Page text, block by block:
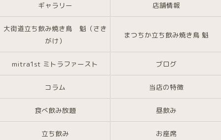
ギャラリー 店舗情報
大街道立ち飲み焼き鳥 魁（さき
がけ）
まつちか立ち飲み焼き鳥 魁
mitra1st ミトラファースト ブログ
コラム 当店の特徴
食べ飲み放題 昼飲み
立ち飲み お座席